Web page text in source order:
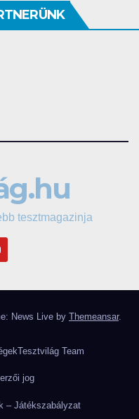
tesztmagazinja
News Live by Themeansar.
Tesztvilág Team
jog
– Játékszabályzat